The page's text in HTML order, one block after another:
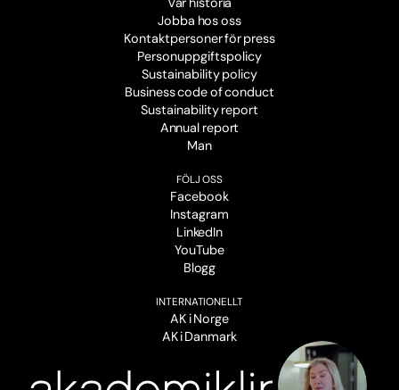
Jobba hos oss
Kontaktpersoner för press
Personuppgiftspolicy
Sustainability policy
Business code of conduct
Sustainability report
Annual report
Man
FÖLJ OSS
Facebook
Instagram
LinkedIn
YouTube
Blogg
INTERNATIONELLT
AK i Norge
AK i Danmark